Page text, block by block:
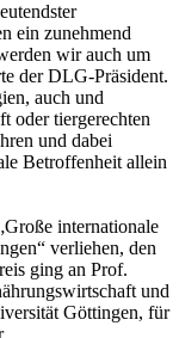
ein zunehmend
wir auch um
der DLG-Präsident.
auch und
oder tiergerechten
und dabei
Betroffenheit allein
internationale
verliehen, den
ging an Prof.
und
Göttingen, für